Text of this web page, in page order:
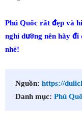
Phú Quốc rất đẹp và
nghỉ dưỡng nên hãy đi
nhé!
Nguồn: https://
Danh mục: Phú